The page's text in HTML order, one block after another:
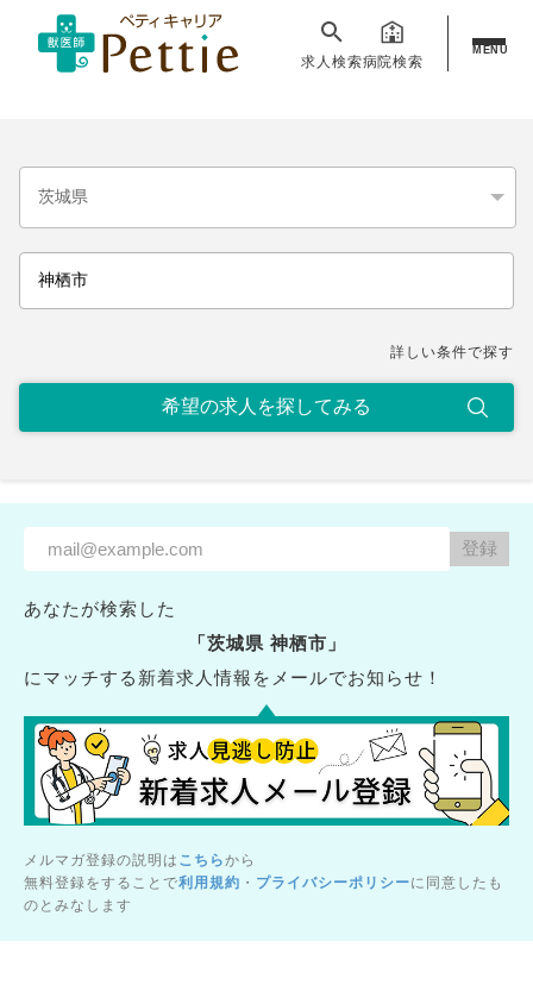
求人検索病院検索
MENU
詳しい条件で探す
あなたが検索した
「茨城県 神栖市」
にマッチする新着求人情報をメールでお知らせ！
メルマガ登録の説明は こちらから
無料登録をすることで利用規約 ・ プライバシーポリシーに同意したも
のとみなします